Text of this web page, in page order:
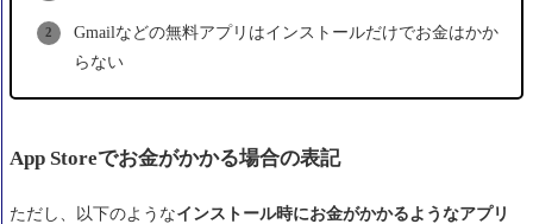
Gmailなどの無料アプリはインストールだけでお金はかか
らない
App Storeでお金がかかる場合の表記
ただし、以下のようなインストール時にお金がかかるようなアプリ